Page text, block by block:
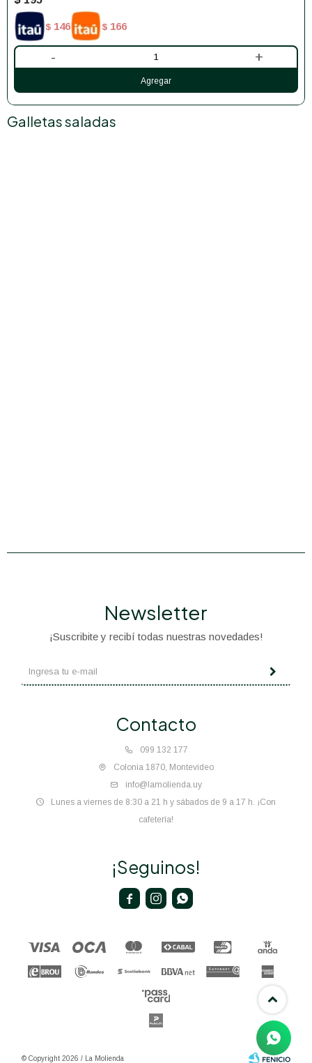
$ 146 $ 166
- +
Galletas saladas
Contacto
099 132 177
Colonia 1870, Montevideo
info@lamolienda.uy
Lunes a viernes de 8:30 a 21 h y sábados de 9 a 17 h. ¡Con
cafetería!
Newsletter
¡Suscribite y recibí todas nuestras novedades!
¡Seguinos!
  
© Copyright 2026 / La Molienda